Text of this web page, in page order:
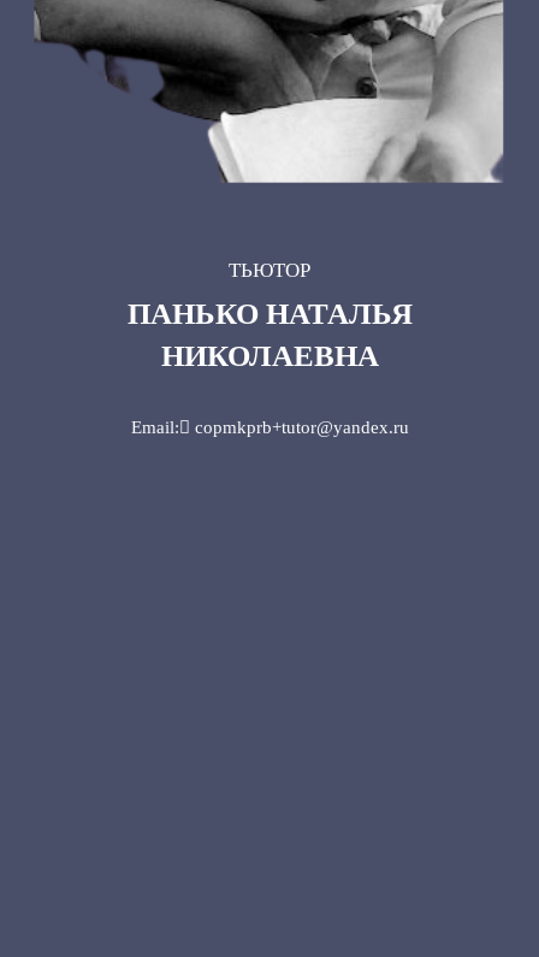
ТЬЮТОР
ПАНЬКО НАТАЛЬЯ
НИКОЛАЕВНА
Email: copmkprb+tutor@yandex.ru